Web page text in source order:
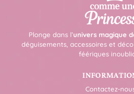
Plonge dans l’univers magique
déguisements, accessoires et
féériques
Contactez-